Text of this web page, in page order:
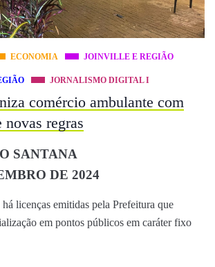
ECONOMIA JOINVILLE E REGIÃO
JORNALISMO DIGITAL I
comércio ambulante com
regras
SANTANA
DE 2024
licenças emitidas pela Prefeitura que
em pontos públicos em caráter fixo